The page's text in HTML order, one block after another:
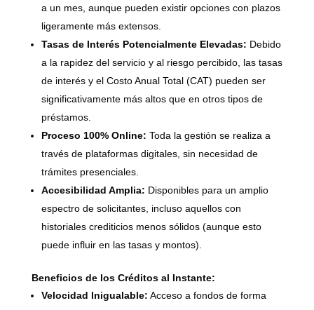
a un mes, aunque pueden existir opciones con plazos
ligeramente más extensos.
Tasas de Interés Potencialmente Elevadas: Debido
a la rapidez del servicio y al riesgo percibido, las tasas
de interés y el Costo Anual Total (CAT) pueden ser
significativamente más altos que en otros tipos de
préstamos.
Proceso 100% Online: Toda la gestión se realiza a
través de plataformas digitales, sin necesidad de
trámites presenciales.
Accesibilidad Amplia: Disponibles para un amplio
espectro de solicitantes, incluso aquellos con
historiales crediticios menos sólidos (aunque esto
puede influir en las tasas y montos).
Beneficios de los Créditos al Instante:
Velocidad Inigualable: Acceso a fondos de forma